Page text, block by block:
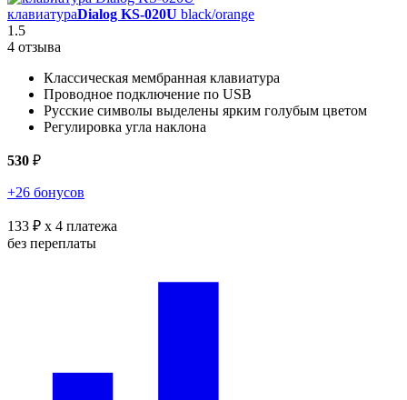
клавиатураDialog KS-020U black/orange
1.5
4 отзыва
Классическая мембранная клавиатура
Проводное подключение по USB
Русские символы выделены ярким голубым цветом
Регулировка угла наклона
530 ₽
+26 бонусов
133 ₽ x 4 платежа
без переплаты